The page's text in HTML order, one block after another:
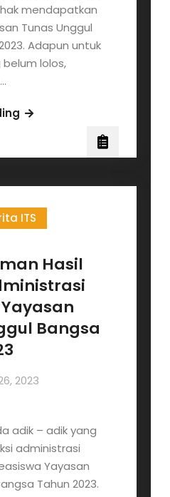
mendapatkan
Tunas Unggul
Adapun untuk
lolos,
Pengumuman
Tunas
Bangsa
ITS
Hasil
Bangsa
2023
adik – adik yang
administrasi
Yayasan
Tahun 2023.